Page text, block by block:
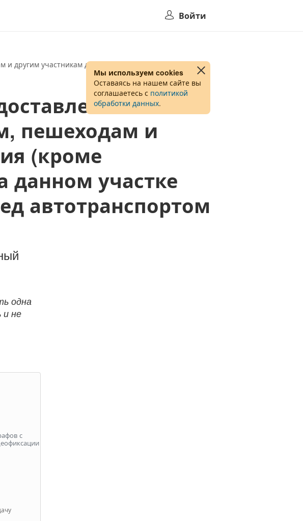
Войти
Мы используем cookies
Оставаясь на нашем сайте вы
соглашаетесь с политикой
обработки данных.
и другим участникам движения (кроме водителей),
пешеходам и
(кроме
участке
автотранспортом
одна
и не
с